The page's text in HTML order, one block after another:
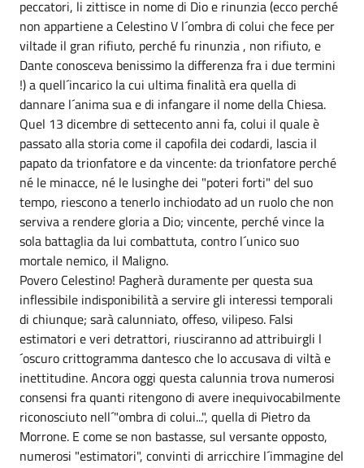
peccatori, li zittisce in nome di Dio e rinunzia (ecco perché
non appartiene a Celestino V l´ombra di colui che fece per
viltade il gran rifiuto, perché fu rinunzia , non rifiuto, e
Dante conosceva benissimo la differenza fra i due termini
!) a quell´incarico la cui ultima finalità era quella di
dannare l´anima sua e di infangare il nome della Chiesa.
Quel 13 dicembre di settecento anni fa, colui il quale è
passato alla storia come il capofila dei codardi, lascia il
papato da trionfatore e da vincente: da trionfatore perché
né le minacce, né le lusinghe dei "poteri forti" del suo
tempo, riescono a tenerlo inchiodato ad un ruolo che non
serviva a rendere gloria a Dio; vincente, perché vince la
sola battaglia da lui combattuta, contro l´unico suo
mortale nemico, il Maligno.
Povero Celestino! Pagherà duramente per questa sua
inflessibile indisponibilità a servire gli interessi temporali
di chiunque; sarà calunniato, offeso, vilipeso. Falsi
estimatori e veri detrattori, riusciranno ad attribuirgli l
´oscuro crittogramma dantesco che lo accusava di viltà e
inettitudine. Ancora oggi questa calunnia trova numerosi
consensi fra quanti ritengono di avere inequivocabilmente
riconosciuto nell´"ombra di colui...", quella di Pietro da
Morrone. E come se non bastasse, sul versante opposto,
numerosi "estimatori", convinti di arricchire l´immagine del